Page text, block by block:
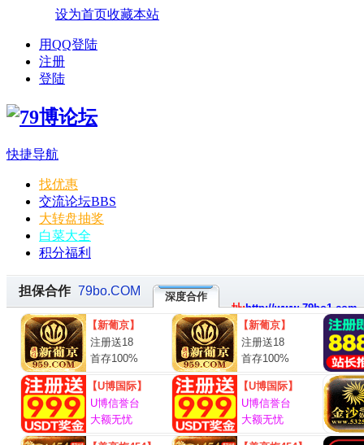
设为首页收藏本站
用QQ登陆
注册
登陆
快捷导航
找优惠
交流论坛BBS
大转盘抽奖
白菜大全
积分福利